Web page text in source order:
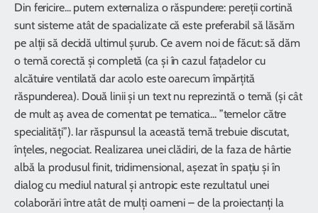
Din fericire... putem externaliza o răspundere: pereții cortină
sunt sisteme atât de spacializate că este preferabil să lăsăm
pe alții să decidă ultimul șurub. Ce avem noi de făcut: să dăm
o temă corectă și completă (ca și în cazul fațadelor cu
alcătuire ventilată dar acolo este oarecum împărțită
răspunderea). Două linii și un text nu reprezintă o temă (și cât
de mult aș avea de comentat pe tematica... ”temelor către
specialități”). Iar răspunsul la această temă trebuie discutat,
înțeles, negociat. Realizarea unei clădiri, de la faza de hârtie
albă la produsul finit, tridimensional, așezat în spațiu și în
dialog cu mediul natural și antropic este rezultatul unei
colaborări între atât de mulți oameni – de la proiectanți la